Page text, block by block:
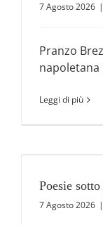
7 Agosto 2026 |
Pranzo
napoletana
Leggi di più
Poesie
7 Agosto 2026 |